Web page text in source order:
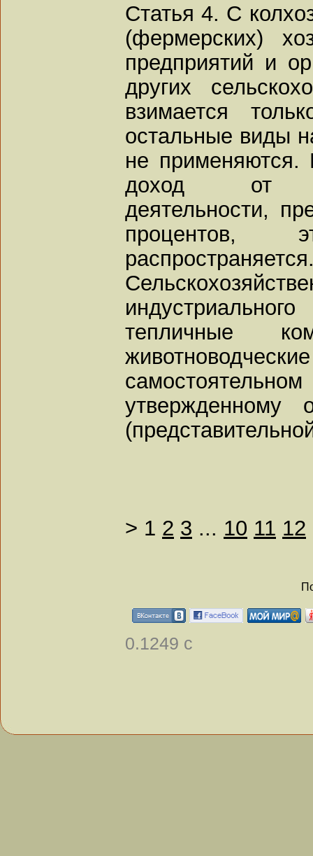
Статья 4. С
(фермерских)
предприятий и
других
взимается
остальные виды
не
доход от
деятельности,
процентов,
тепличные
утвержденному
> 1 2 3 ... 10 11 12
0.1249 с